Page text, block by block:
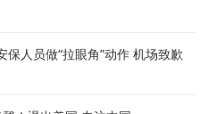
人员做“拉眼角”动作 机场致歉